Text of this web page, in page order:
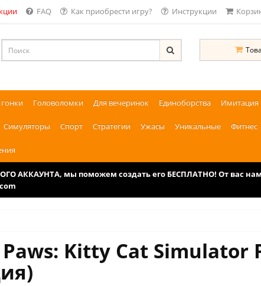
FAQ Как приобрести игру? Инструкции
Головоломки Для вечеринок Единоборства Имитация
Симуляторы Спорт Стратегии Ужасы Уникальные Фитнес
АККАУНТА, мы поможем создать его БЕСПЛАТНО! От вас
Kitty Cat Simulator